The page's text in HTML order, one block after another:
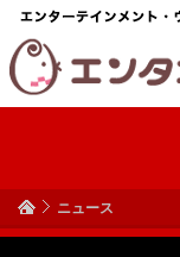
ニュース